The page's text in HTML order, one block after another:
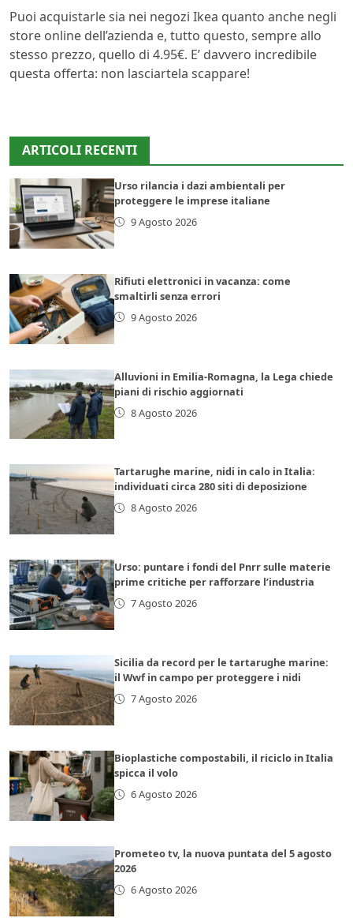
Puoi acquistarle sia nei negozi Ikea quanto anche negli
store online dell’azienda e, tutto questo, sempre allo
stesso prezzo, quello di 4.95€. E’ davvero incredibile
questa offerta: non lasciartela scappare!
ARTICOLI RECENTI
Urso rilancia i dazi ambientali per
proteggere le imprese italiane
9 Agosto 2026
Rifiuti elettronici in vacanza: come
smaltirli senza errori
9 Agosto 2026
Alluvioni in Emilia-Romagna, la Lega chiede
piani di rischio aggiornati
8 Agosto 2026
Tartarughe marine, nidi in calo in Italia:
individuati circa 280 siti di deposizione
8 Agosto 2026
Urso: puntare i fondi del Pnrr sulle materie
prime critiche per rafforzare l’industria
7 Agosto 2026
Sicilia da record per le tartarughe marine:
il Wwf in campo per proteggere i nidi
7 Agosto 2026
Bioplastiche compostabili, il riciclo in Italia
spicca il volo
6 Agosto 2026
Prometeo tv, la nuova puntata del 5 agosto
2026
6 Agosto 2026